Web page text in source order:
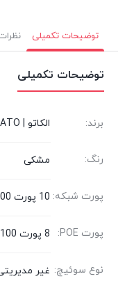
توضیحات تکمیلی نظرات
توضیحات تکمیلی
برند: الکاتو | ELKATO
رنگ: مشکی
پورت شبکه: 10 پورت 10/100
پورت POE: 8 پورت 10/100
نوع سوئیچ: غیر